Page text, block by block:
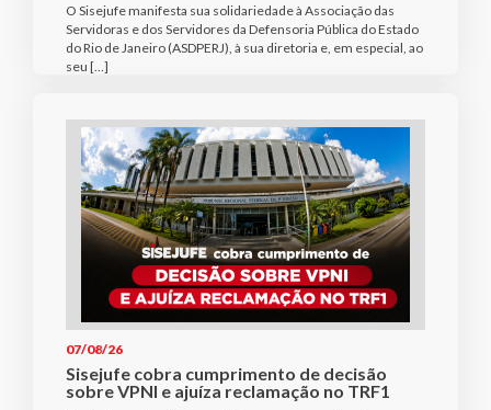
O Sisejufe manifesta sua solidariedade à Associação das
Servidoras e dos Servidores da Defensoria Pública do Estado
do Rio de Janeiro (ASDPERJ), à sua diretoria e, em especial, ao
seu […]
07/08/26
Sisejufe cobra cumprimento de decisão
sobre VPNI e ajuíza reclamação no TRF1